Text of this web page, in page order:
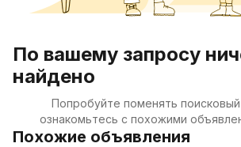
По вашему запросу
найдено
Попробуйте поменять поисковый
ознакомьтесь с похожими
Похожие объявления